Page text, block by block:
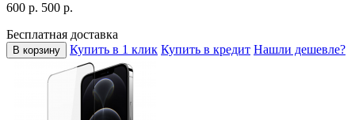
600 р. 500 р.
Бесплатная доставка
В корзину Купить в 1 клик Купить в кредит Нашли дешевле?